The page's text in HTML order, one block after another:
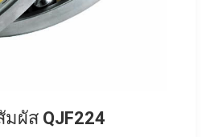
ผัส QJF224